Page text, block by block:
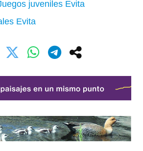
juveniles Evita
Evita